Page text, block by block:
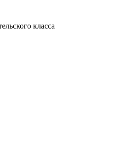
класса